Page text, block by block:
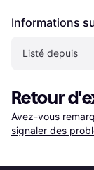
Informations
Listé depuis
Retour
Avez-vous
signaler des